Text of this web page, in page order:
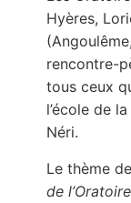
Hyères,
rencontre-
tous ceux
l’école de
Néri.
Le thème
de l’Oratoire